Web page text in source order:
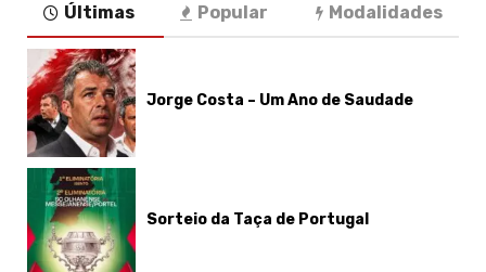
Últimas Popular Modalidades
Jorge Costa – Um Ano de Saudade
Sorteio da Taça de Portugal